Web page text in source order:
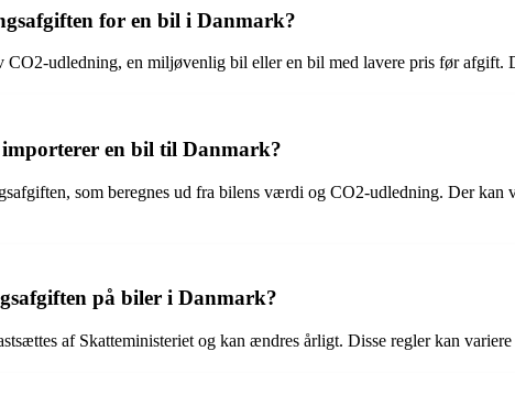
for en bil i Danmark?
udledning, en miljøvenlig bil eller en bil med lavere pris før afgift.
en bil til Danmark?
som beregnes ud fra bilens værdi og CO2-udledning. Der
på biler i Danmark?
af Skatteministeriet og kan ændres årligt. Disse regler kan